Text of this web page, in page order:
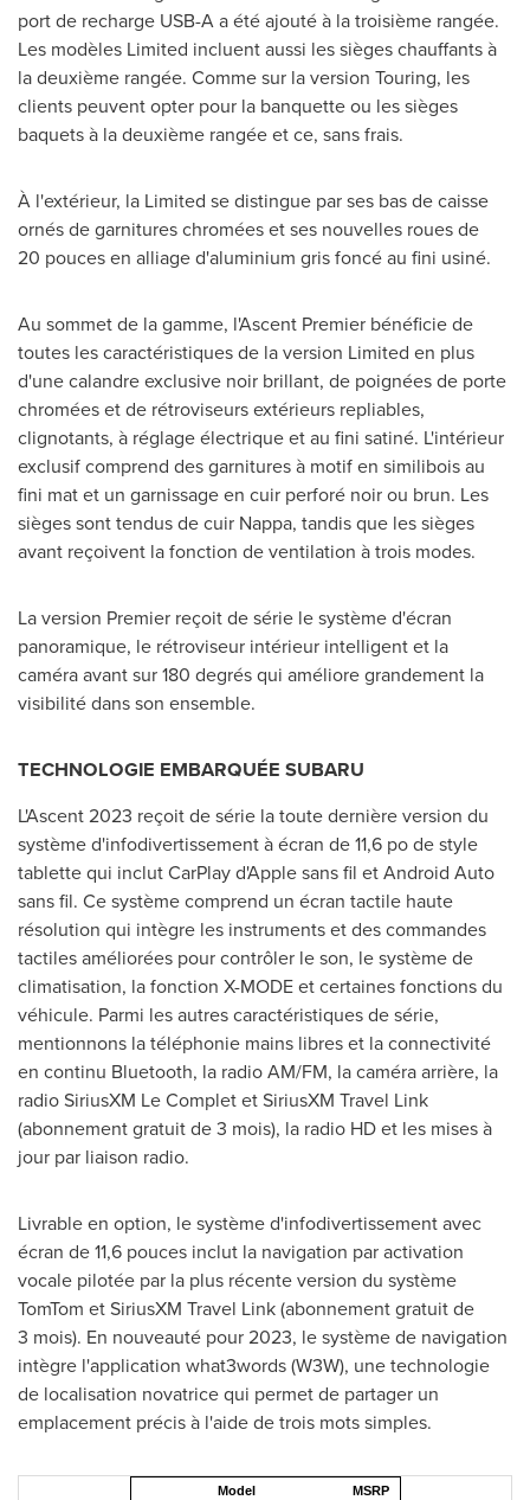
port de recharge USB-A a été ajouté à la troisième rangée.
Les modèles Limited incluent aussi les sièges chauffants à
la deuxième rangée. Comme sur la version Touring, les
clients peuvent opter pour la banquette ou les sièges
baquets à la deuxième rangée et ce, sans frais.
À l'extérieur, la Limited se distingue par ses bas de caisse
ornés de garnitures chromées et ses nouvelles roues de
20 pouces en alliage d'aluminium gris foncé au fini usiné.
Au sommet de la gamme, l'Ascent Premier bénéficie de
toutes les caractéristiques de la version Limited en plus
d'une calandre exclusive noir brillant, de poignées de porte
chromées et de rétroviseurs extérieurs repliables,
clignotants, à réglage électrique et au fini satiné. L'intérieur
exclusif comprend des garnitures à motif en similibois au
fini mat et un garnissage en cuir perforé noir ou brun. Les
sièges sont tendus de cuir Nappa, tandis que les sièges
avant reçoivent la fonction de ventilation à trois modes.
La version Premier reçoit de série le système d'écran
panoramique, le rétroviseur intérieur intelligent et la
caméra avant sur 180 degrés qui améliore grandement la
visibilité dans son ensemble.
TECHNOLOGIE EMBARQUÉE SUBARU
L'Ascent 2023 reçoit de série la toute dernière version du
système d'infodivertissement à écran de 11,6 po de style
tablette qui inclut CarPlay d'Apple sans fil et Android Auto
sans fil. Ce système comprend un écran tactile haute
résolution qui intègre les instruments et des commandes
tactiles améliorées pour contrôler le son, le système de
climatisation, la fonction X-MODE et certaines fonctions du
véhicule. Parmi les autres caractéristiques de série,
mentionnons la téléphonie mains libres et la connectivité
en continu Bluetooth, la radio AM/FM, la caméra arrière, la
radio SiriusXM Le Complet et SiriusXM Travel Link
(abonnement gratuit de 3 mois), la radio HD et les mises à
jour par liaison radio.
Livrable en option, le système d'infodivertissement avec
écran de 11,6 pouces inclut la navigation par activation
vocale pilotée par la plus récente version du système
TomTom et SiriusXM Travel Link (abonnement gratuit de
3 mois). En nouveauté pour 2023, le système de navigation
intègre l'application what3words (W3W), une technologie
de localisation novatrice qui permet de partager un
emplacement précis à l'aide de trois mots simples.
Model
MSRP